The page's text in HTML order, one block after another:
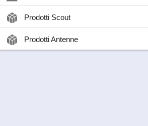
Prodotti Scout
Prodotti Antenne